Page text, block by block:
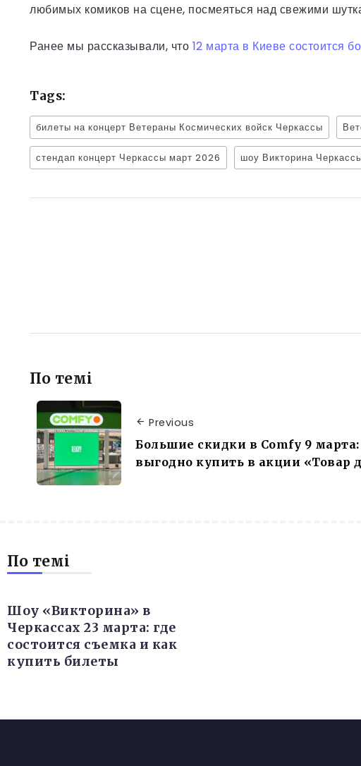
любимых комиков на сцене, посмеяться над свежими
Ранее мы рассказывали, что 12 марта в Киеве состоится
Tags:
билеты на концерт Ветераны Космических войск Черкассы
стендап концерт Черкассы март 2026 шоу Викторина
По темі
Previous
Большие скидки в Comfy 9 марта:
выгодно купить в акции «Товар
По темі
Шоу «Викторина» в
Черкассах 23 марта: где
состоится съемка и как
купить билеты